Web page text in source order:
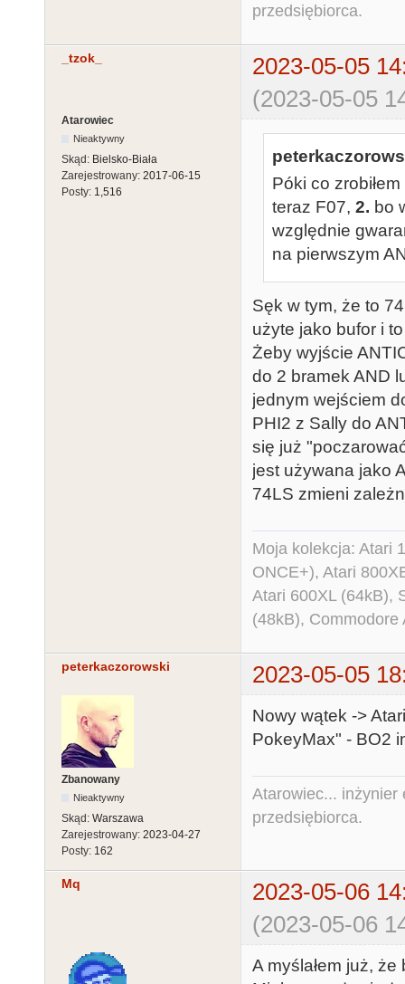
przedsiębiorca.
_tzok_
2023-05-05
(2023-05-05
Atarowiec
Nieaktywny
Skąd: Bielsko-Biała
Zarejestrowany: 2017-06-15
Posty: 1,516
Póki co
teraz F07, 2. bo
względnie
na pierwszym
Sęk w tym, że to
użyte jako bufor i
Żeby wyjście
do 2 bramek AND
jednym wejściem
PHI2 z Sally do
się już
jest używana jako
74LS zmieni
Moja kolekcja: Atari
ONCE+), Atari
Atari 600XL (64kB),
(48kB),
peterkaczorowski 2023-05-05
Zbanowany
Nieaktywny
Skąd: Warszawa
Zarejestrowany: 2023-04-27
Posty: 162
Nowy wątek ->
PokeyMax" - BO2
Atarowiec... inżynier
przedsiębiorca.
Mq
2023-05-06
(2023-05-06
A myślałem już,